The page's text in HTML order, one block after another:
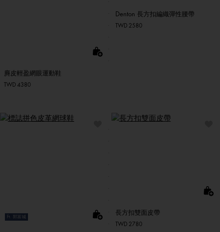
麂皮輕盈網眼運動鞋
TWD 4380
Denton 長方扣編織彈性腰帶
TWD 2580
Ft. 郭富城
長方扣雙面皮帶
TWD 2780